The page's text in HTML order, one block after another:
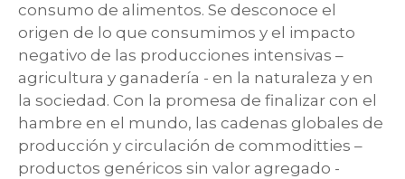
consumo de alimentos. Se desconoce el
origen de lo que consumimos y el impacto
negativo de las producciones intensivas –
agricultura y ganadería - en la naturaleza y en
la sociedad. Con la promesa de finalizar con el
hambre en el mundo, las cadenas globales de
producción y circulación de commoditties –
productos genéricos sin valor agregado -